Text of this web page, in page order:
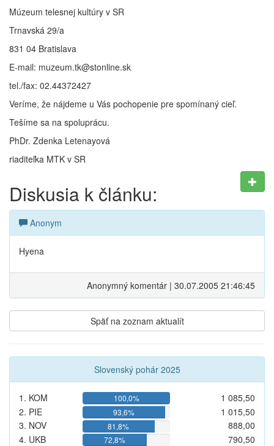
Múzeum telesnej kultúry v SR
Trnavská 29/a
831 04 Bratislava
E-mail: muzeum.tk@stonline.sk
tel./fax: 02.44372427
Veríme, že nájdeme u Vás pochopenie pre spomínaný cieľ.
Tešíme sa na spoluprácu.
PhDr. Zdenka Letenayová
riaditeľka MTK v SR
Diskusia k článku:
Anonym
Hyena
Anonymný komentár | 30.07.2005 21:46:45
Späť na zoznam aktualít
Slovenský pohár 2025
1. KOM 100,0%
1 085,50
2. PIE
93,6%
1 015,50
3. NOV
81,8%
888,00
4. UKB
72,8%
790,50